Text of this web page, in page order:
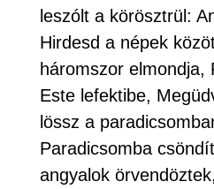
leszólt a körösztrül:
Hirdesd a népek
háromszor elmondja,
Este lefektibe,
lössz a
Paradicsomba
angyalok